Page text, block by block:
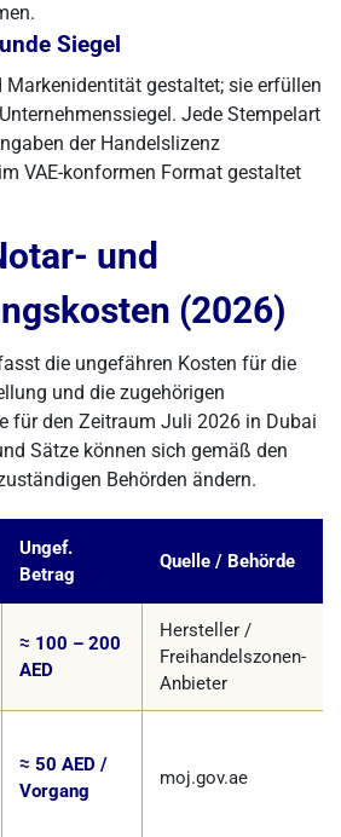
Siegel
Markenidentität gestaltet; sie erfüllen
Jede Stempelart
der Handelslizenz
VAE-konformen Format gestaltet
und
(2026)
die ungefähren Kosten für die
und die zugehörigen
für den Zeitraum Juli 2026 in Dubai
Sätze können sich gemäß den
Behörden ändern.
Ungef.
Betrag
Quelle / Behörde
≈ 100 – 200
AED
Hersteller /
Freihandelszonen-
Anbieter
≈ 50 AED /
Vorgang
moj.gov.ae